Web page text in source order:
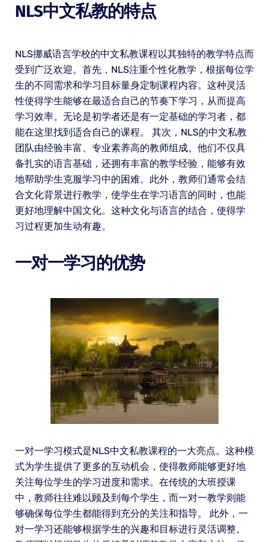
NLS中文私教的特点
NLS挪威语言学校的中文私教课程以其独特的教学特点而
受到广泛欢迎。首先，NLS注重个性化教学，根据每位学
生的不同需求和学习目标量身定制课程内容。这种灵活
性使得学生能够在最适合自己的节奏下学习，从而提高
学习效率。无论是初学者还是有一定基础的学习者，都
能在这里找到适合自己的课程。 其次，NLS的中文私教
团队由经验丰富、专业素养高的教师组成。他们不仅具
备扎实的语言基础，还拥有丰富的教学经验，能够有效
地帮助学生克服学习中的困难。此外，教师们通常会结
合文化背景进行教学，使学生在学习语言的同时，也能
更好地理解中国文化。这种文化与语言的结合，使得学
习过程更加生动有趣。
一对一学习的优势
一对一学习模式是NLS中文私教课程的一大亮点。这种模
式为学生提供了更多的互动机会，使得教师能够更好地
关注每位学生的学习进度和需求。在传统的大班授课
中，教师往往难以顾及到每个学生，而一对一教学则能
够确保每位学生都能得到充分的关注和指导。 此外，一
对一学习还能够根据学生的兴趣和目标进行灵活调整。